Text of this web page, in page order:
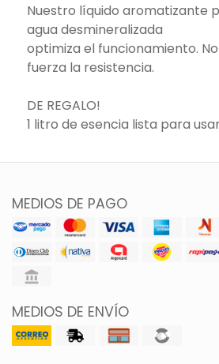
Nuestro líquido aromatizante
agua desmineralizada
optimiza el funcionamiento.
fuerza la resistencia.
DE REGALO!
1 litro de esencia lista para
MEDIOS DE PAGO
MEDIOS DE ENVÍO